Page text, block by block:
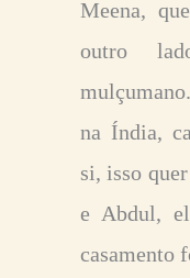
Meena,
outro
na Índia,
si, isso
e Abdul,
casamento